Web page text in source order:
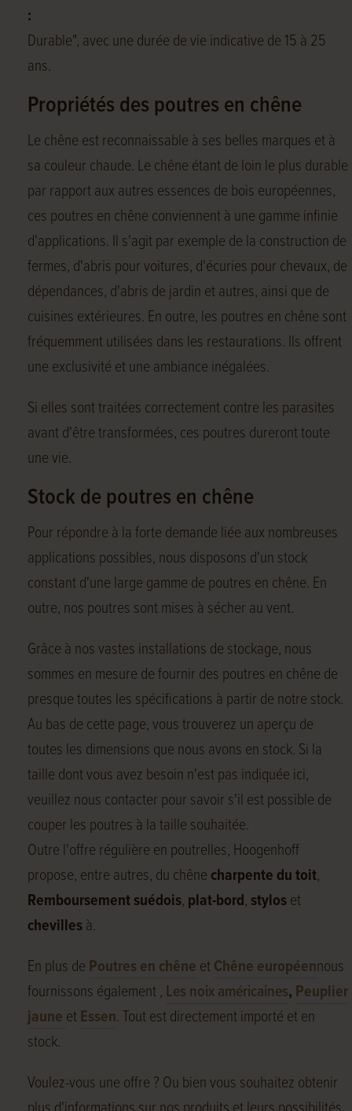
:
Durable", avec une durée de vie indicative de 15 à 25
ans.
Propriétés des poutres en chêne
Le chêne est reconnaissable à ses belles marques et à
sa couleur chaude. Le chêne étant de loin le plus durable
par rapport aux autres essences de bois européennes,
ces poutres en chêne conviennent à une gamme infinie
d'applications. Il s'agit par exemple de la construction de
fermes, d'abris pour voitures, d'écuries pour chevaux, de
dépendances, d'abris de jardin et autres, ainsi que de
cuisines extérieures. En outre, les poutres en chêne sont
fréquemment utilisées dans les restaurations. Ils offrent
une exclusivité et une ambiance inégalées.
Si elles sont traitées correctement contre les parasites
avant d'être transformées, ces poutres dureront toute
une vie.
Stock de poutres en chêne
Pour répondre à la forte demande liée aux nombreuses
applications possibles, nous disposons d'un stock
constant d'une large gamme de poutres en chêne. En
outre, nos poutres sont mises à sécher au vent.
Grâce à nos vastes installations de stockage, nous
sommes en mesure de fournir des poutres en chêne de
presque toutes les spécifications à partir de notre stock.
Au bas de cette page, vous trouverez un aperçu de
toutes les dimensions que nous avons en stock. Si la
taille dont vous avez besoin n'est pas indiquée ici,
veuillez nous contacter pour savoir s'il est possible de
couper les poutres à la taille souhaitée.
Outre l'offre régulière en poutrelles, Hoogenhoff
propose, entre autres, du chêne charpente du toit,
Remboursement suédois, plat-bord,styloset
chevillesà.
En plus de Poutres en chêne etChêne européennous
fournissons également , Les noix américaines, Peuplier
jaune etEssen. Tout est directement importé et en
stock.
Voulez-vous une offre ? Ou bien vous souhaitez obtenir